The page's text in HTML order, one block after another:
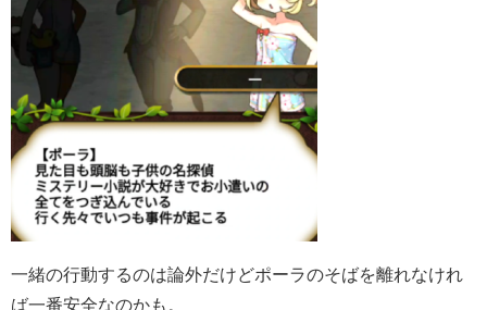
一緒の行動するのは論外だけどポーラのそばを離れなけれ
ば一番安全なのかも。